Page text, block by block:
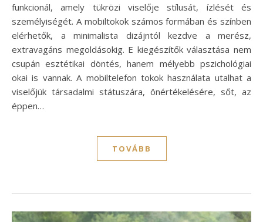
funkcionál, amely tükrözi viselője stílusát, ízlését és
személyiségét. A mobiltokok számos formában és színben
elérhetők, a minimalista dizájntól kezdve a merész,
extravagáns megoldásokig. E kiegészítők választása nem
csupán esztétikai döntés, hanem mélyebb pszichológiai
okai is vannak. A mobiltelefon tokok használata utalhat a
viselőjük társadalmi státuszára, önértékelésére, sőt, az
éppen…
TOVÁBB